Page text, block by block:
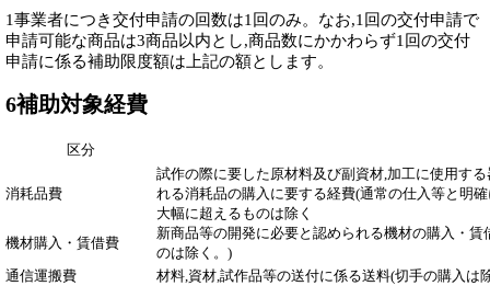
1事業者につき交付申請の回数は1回のみ。なお,1回の交付申請で
申請可能な商品は3商品以内とし,商品数にかかわらず1回の交付
申請に係る補助限度額は上記の額とします。
6補助対象経費
区分
消耗品費
試作の際に要した原材料及び副資材,加工に使用す
れる消耗品の購入に要する経費(通常の仕入等と明
大幅に超えるものは除く
機材購入・賃借費
新商品等の開発に必要と認められる機材の購入・
のは除く。)
通信運搬費
材料,資材,試作品等の送付に係る送料(切手の購入は